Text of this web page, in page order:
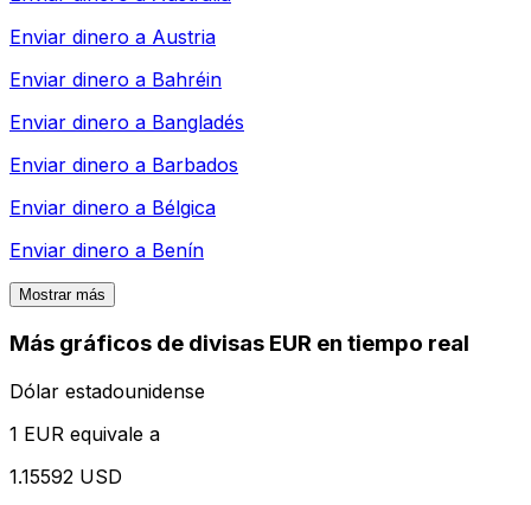
Enviar dinero a Austria
Enviar dinero a Bahréin
Enviar dinero a Bangladés
Enviar dinero a Barbados
Enviar dinero a Bélgica
Enviar dinero a Benín
Mostrar más
Más gráficos de divisas EUR en tiempo real
Dólar estadounidense
1 EUR equivale a
1.15592 USD